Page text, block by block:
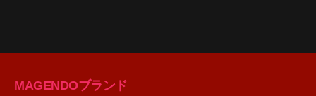
MAGENDOブランド